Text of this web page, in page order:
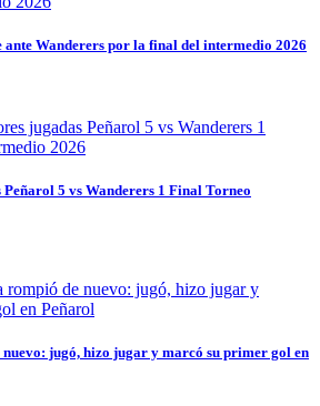
Wanderers por la final del intermedio 2026
5 vs Wanderers 1 Final Torneo
jugó, hizo jugar y marcó su primer gol en